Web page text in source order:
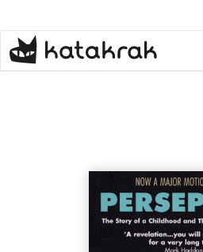
contenido
principal